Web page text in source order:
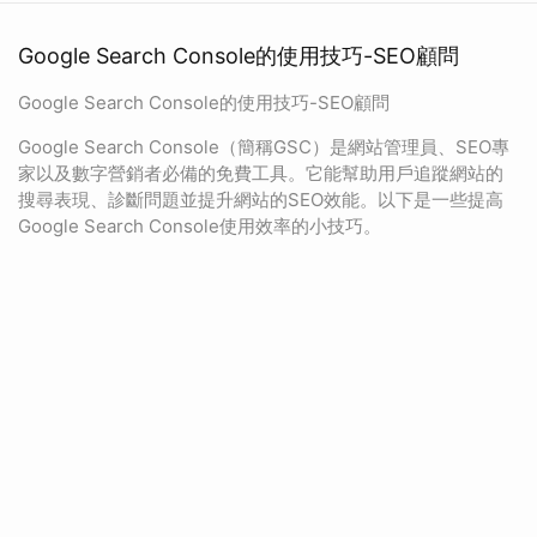
Google Search Console的使用技巧-SEO顧問
Google Search Console的使用技巧-SEO顧問
Google Search Console（簡稱GSC）是網站管理員、SEO專
家以及數字營銷者必備的免費工具。它能幫助用戶追蹤網站的
搜尋表現、診斷問題並提升網站的SEO效能。以下是一些提高
Google Search Console使用效率的小技巧。